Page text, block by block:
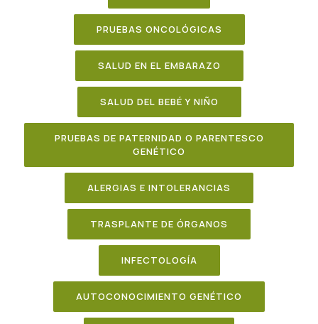
PRUEBAS ONCOLÓGICAS
SALUD EN EL EMBARAZO
SALUD DEL BEBÉ Y NIÑO
PRUEBAS DE PATERNIDAD O PARENTESCO
GENÉTICO
ALERGIAS E INTOLERANCIAS
TRASPLANTE DE ÓRGANOS
INFECTOLOGÍA
AUTOCONOCIMIENTO GENÉTICO